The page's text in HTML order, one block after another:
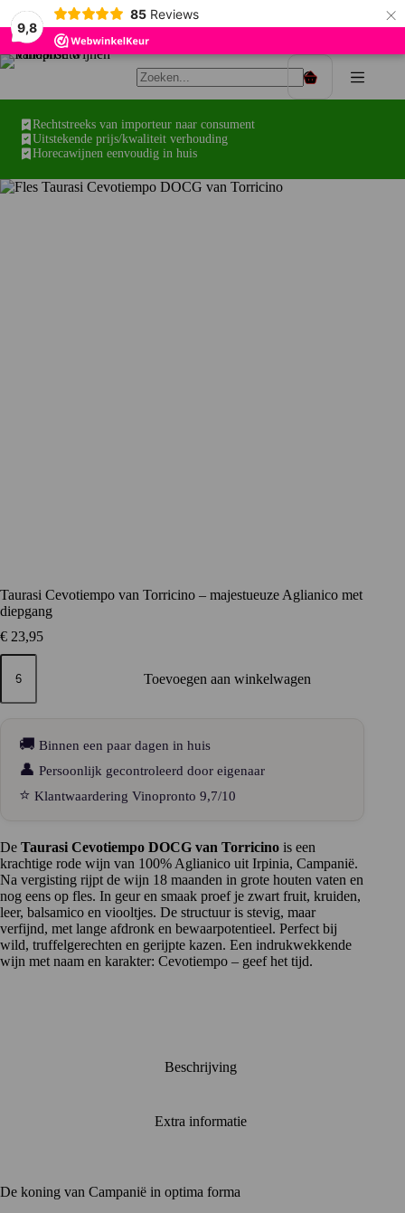
9,8
85 Reviews ×
Ga
Winkelwagen
Rechtstreeks van importeur naar consument
Uitstekende prijs/kwaliteit verhouding
Horecawijnen eenvoudig in huis
Taurasi Cevotiempo van Torricino – majestueuze Aglianico met
diepgang
€ 23,95
Taurasi
Cevotiempo
Torricino
majestueuze
Aglianico
aantal
Toevoegen aan winkelwagen
🚚 Binnen een paar dagen in huis
👤 Persoonlijk gecontroleerd door eigenaar
⭐ Klantwaardering Vinopronto 9,7/10
De Taurasi Cevotiempo DOCG van Torricino is een
krachtige rode wijn van 100% Aglianico uit Irpinia, Campanië.
Na vergisting rijpt de wijn 18 maanden in grote houten vaten en
nog eens op fles. In geur en smaak proef je zwart fruit, kruiden,
leer, balsamico en viooltjes. De structuur is stevig, maar
verfijnd, met lange afdronk en bewaarpotentieel. Perfect bij
wild, truffelgerechten en gerijpte kazen. Een indrukwekkende
wijn met naam en karakter: Cevotiempo – geef het tijd.
Beschrijving
Extra informatie
De koning van Campanië in optima forma